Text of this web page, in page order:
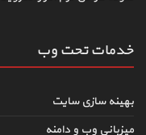
خدمات تحت وب
بهینه سازی سایت
میزبانی وب و دامنه